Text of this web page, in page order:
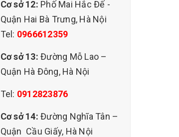
Cơ sở 12: Phố Mai Hắc Đế -
Quận Hai Bà Trưng, Hà Nội
Tel: 0966612359
Cơ sở 13: Đường Mỗ Lao –
Quận Hà Đông, Hà Nội
Tel: 0912823876
Cơ sở 14: Đường Nghĩa Tân –
Quận Cầu Giấy, Hà Nội